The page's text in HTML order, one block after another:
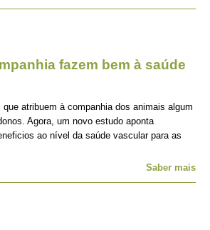
fazem bem à saúde
atribuem à companhia dos animais algum
Agora, um novo estudo aponta
ao nível da saúde vascular para as
Saber mais